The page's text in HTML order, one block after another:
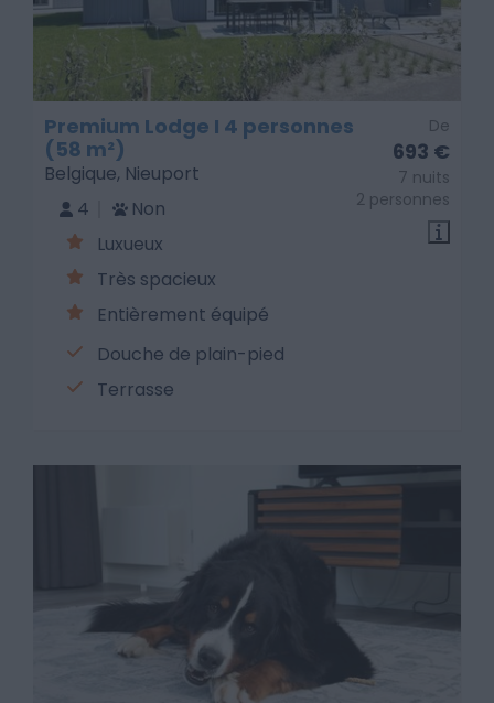
De
693 €
7 nuits
2 personnes
Premium Lodge I 4 personnes
(58 m²)
Belgique, Nieuport
4
Non
Luxueux
Très spacieux
Entièrement équipé
Douche de plain-pied
Terrasse